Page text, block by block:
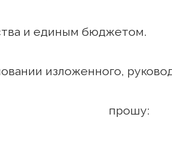
и единым бюджетом.
изложенного,